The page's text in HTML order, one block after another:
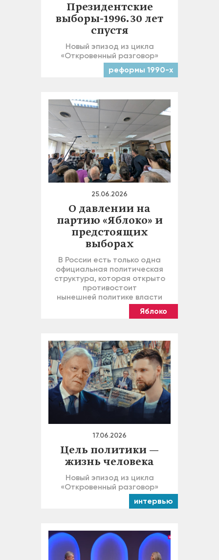
Президентские
выборы-1996. 30 лет
спустя
Новый эпизод из цикла
«Откровенный разговор»
реформы 1990-х
25.06.2026
О давлении на
партию «Яблоко» и
предстоящих
выборах
В России есть только одна
официальная политическая
структура, которая открыто
противостоит
нынешней политике власти
Яблоко
17.06.2026
Цель политики —
жизнь человека
Новый эпизод из цикла
«Откровенный разговор»
интервью